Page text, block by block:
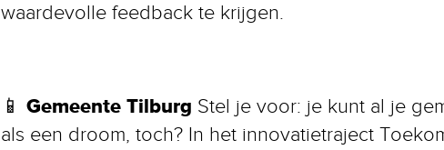
waardevolle feedback te krijgen.
📱 Gemeente Tilburg Stel je voor: je kunt al je
als een droom, toch? In het innovatietraject